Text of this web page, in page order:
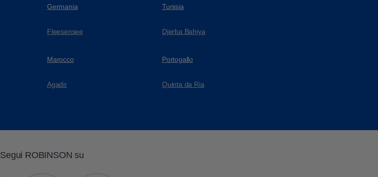
Germania
Fleesensee
Marocco
Agadir
Tunisia
Djerba Bahiya
Portogallo
Quinta da Ria
Segui ROBINSON su